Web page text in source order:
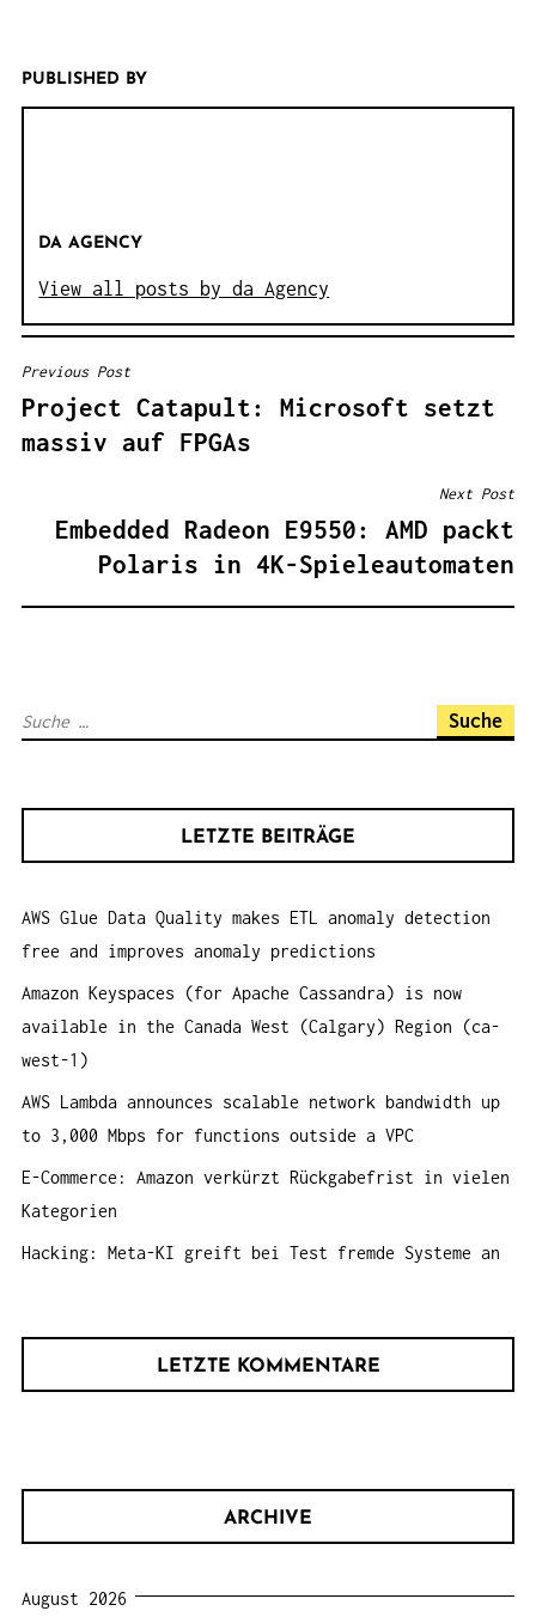
PUBLISHED BY
DA AGENCY
View all posts by da Agency
B
E
I
V
T
Previous Post
Project Catapult: Microsoft setzt
massiv auf FPGAs
Next Post
Embedded Radeon E9550: AMD packt
Polaris in 4K-Spieleautomaten
S
a
c
h
:
LETZTE BEITRÄGE
AWS Glue Data Quality makes ETL anomaly detection
free and improves anomaly predictions
Amazon Keyspaces (for Apache Cassandra) is now
available in the Canada West (Calgary) Region (ca-
west-1)
AWS Lambda announces scalable network bandwidth up
to 3,000 Mbps for functions outside a VPC
E-Commerce: Amazon verkürzt Rückgabefrist in vielen
Kategorien
Hacking: Meta-KI greift bei Test fremde Systeme an
LETZTE KOMMENTARE
ARCHIVE
August 2026